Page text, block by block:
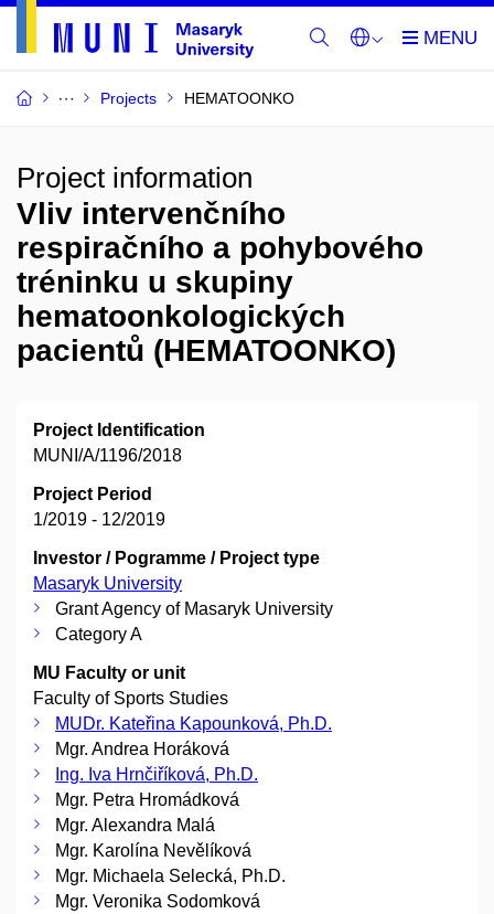
Projects HEMATOONKO
Project information
Vliv intervenčního
respiračního a pohybového
tréninku u skupiny
hematoonkologických
pacientů (HEMATOONKO)
Project Identification
MUNI/A/1196/2018
Project Period
1/2019 - 12/2019
Investor / Pogramme / Project type
Masaryk University
Grant Agency of Masaryk University
Category A
MU Faculty or unit
Faculty of Sports Studies
MUDr. Kateřina Kapounková, Ph.D.
Mgr. Andrea Horáková
Ing. Iva Hrnčiříková, Ph.D.
Mgr. Petra Hromádková
Mgr. Alexandra Malá
Mgr. Karolína Nevělíková
Mgr. Michaela Selecká, Ph.D.
Mgr. Veronika Sodomková